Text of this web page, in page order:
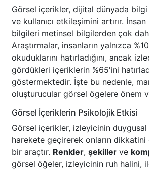
Görsel içerikler, dijital dünyada bilgi
ve kullanıcı etkileşimini artırır.
bilgileri metinsel bilgilerden çok
Araştırmalar, insanların yalnızca
okuduklarını hatırladığını, ancak
gördükleri içeriklerin %65'ini
göstermektedir. İşte bu nedenle,
oluşturucular görsel ögelere önem
Görsel İçeriklerin Psikolojik Etkisi
Görsel içerikler, izleyicinin
harekete geçirerek onların
bir araçtır. Renkler, şekiller ve
görsel öğeler, izleyicinin ruh halini,